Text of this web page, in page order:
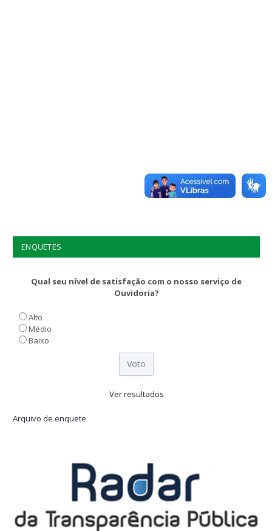
ENQUETES
Qual seu nível de satisfação com o nosso serviço de
Ouvidoria?
Alto
Médio
Baixo
Ver resultados
Arquivo de enquete